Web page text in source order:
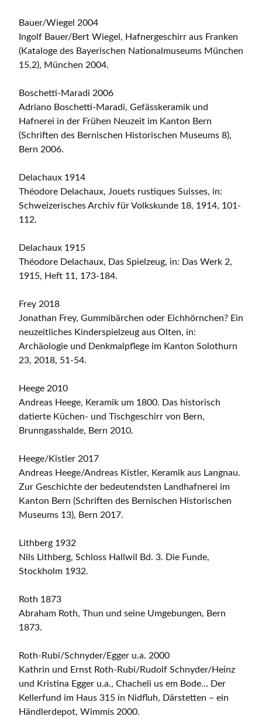
Bauer/Wiegel 2004
Ingolf Bauer/Bert Wiegel, Hafnergeschirr aus Franken
(Kataloge des Bayerischen Nationalmuseums München
15,2), München 2004.
Boschetti-Maradi 2006
Adriano Boschetti-Maradi, Gefässkeramik und
Hafnerei in der Frühen Neuzeit im Kanton Bern
(Schriften des Bernischen Historischen Museums 8),
Bern 2006.
Delachaux 1914
Théodore Delachaux, Jouets rustiques Suisses, in:
Schweizerisches Archiv für Volkskunde 18, 1914, 101-
112.
Delachaux 1915
Théodore Delachaux, Das Spielzeug, in: Das Werk 2,
1915, Heft 11, 173-184.
Frey 2018
Jonathan Frey, Gummibärchen oder Eichhörnchen? Ein
neuzeitliches Kinderspielzeug aus Olten, in:
Archäologie und Denkmalpflege im Kanton Solothurn
23, 2018, 51-54.
Heege 2010
Andreas Heege, Keramik um 1800. Das historisch
datierte Küchen- und Tischgeschirr von Bern,
Brunngasshalde, Bern 2010.
Heege/Kistler 2017
Andreas Heege/Andreas Kistler, Keramik aus Langnau.
Zur Geschichte der bedeutendsten Landhafnerei im
Kanton Bern (Schriften des Bernischen Historischen
Museums 13), Bern 2017.
Lithberg 1932
Nils Lithberg, Schloss Hallwil Bd. 3. Die Funde,
Stockholm 1932.
Roth 1873
Abraham Roth, Thun und seine Umgebungen, Bern
1873.
Roth-Rubi/Schnyder/Egger u.a. 2000
Kathrin und Ernst Roth-Rubi/Rudolf Schnyder/Heinz
und Kristina Egger u.a., Chacheli us em Bode… Der
Kellerfund im Haus 315 in Nidfluh, Därstetten – ein
Händlerdepot, Wimmis 2000.